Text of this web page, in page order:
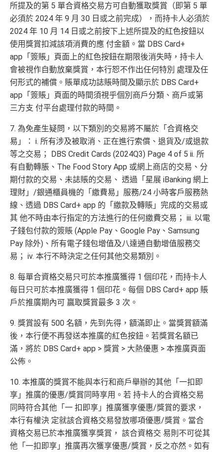
所提及的第 5 單合資格交易方可自動獲取獎賞（即第 5 單
必須於 2024 年 9 月 30 日或之前完成），而持卡人必須於
2024 年 10 月 14 日或之前按下上述所提及的紅色按鈕以
使用獎賞扣減該項消費的應 付金額。當 DBS Card+
app「簽賬」頁面上的紅色按鈕在期限後消失時，持卡人
會被視作自動放棄獎賞，本行恕不作出任何特別 處理及任
何形式的補償。賬單成功誌賬時間及顯示於 DBS Card+
app「簽賬」頁面的時間須視乎個別商戶分類、商戶或第
三方支 付平台處理付款的時間。
7. 為免產生疑問，以下類別的交易將不屬於「合資格交
易」： i. 所有涉及被取消、正在進行索償、退貨及/或退款
等之交易； DBS Credit Cards (2024Q3) Page 4 of 5 ii. 所
有自動轉脹、The Food Story App 或網上商店的交易、分
期付款的交易、未誌賬的交易、 透過「星展 iBanking 網上
理財」/銀通櫃員機的「繳費易」服務/24 小時客戶服務熱
線、透過 DBS Card+ app 的「繳款及轉賬」完成的交易或
其 他不時由本行指定的方法進行的任何繳費交易； iii. 以電
子錢包付款的簽賬 (Apple Pay、Google Pay、Samsung
Pay 除外)、所有電子錢包增值及八達通自動增值服務交
易； iv. 本行不時決定之任何其他交易類別。
8. 每單合資格交易只可於本推廣獲得 1 個印花，而持卡人
每日只可於本推廣獲得 1 個印花。每個 DBS Card+ app 賬
戶於推廣期內可 贏取獎賞最多 3 次。
9. 獎賞設有 500 名額，先到先得，額滿即止。當獎賞額滿
後，本行便不再發送本推廣的紅色按鈕。若獎賞名額已
滿，將於 DBS Card+ app > 獎賞 > 大熱優惠 > 本推廣頁面
公佈。
10. 本推廣的獎賞不能與本行和商戶舉辦的其他「一扣即
享」推廣的優惠/獎賞同時享用。若 持卡人的合資格交易
同時符合其他「一 扣即享」推廣獲享優惠/獎賞的要求，
本行有權決 定就該合資格交易發放哪項優惠/獎賞。當合
資格交易已於本推廣獲享獎賞， 該合資格交 易則不可從其
他「一扣即享」推廣再次獲享優惠/獎賞，反之亦然。如有